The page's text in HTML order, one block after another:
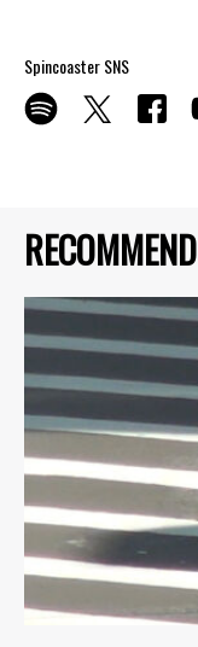
RECOMMEND
Spincoaster SNS